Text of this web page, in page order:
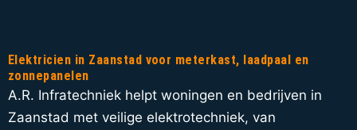
Elektricien in Zaanstad voor meterkast, laadpaal en
zonnepanelen
A.R. Infratechniek helpt woningen en bedrijven in
Zaanstad met veilige elektrotechniek, van